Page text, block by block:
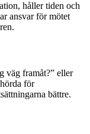
håller tiden och
ansvar för mötet
väg framåt?” eller
för
bättre.